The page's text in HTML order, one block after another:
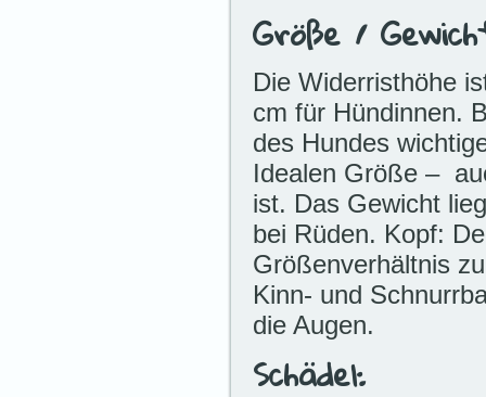
Größe /
Die Widerristhöhe
cm für Hündinnen.
des Hundes
Idealen Größe –
ist. Das Gewicht
bei Rüden. Kopf:
Größenverhältnis
Kinn- und
die Augen.
Schädel: